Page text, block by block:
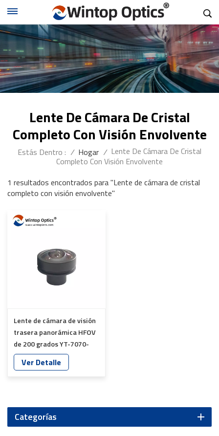
Lente De Cámara De Cristal
Completo Con Visión Envolvente
Estás Dentro : / Hogar / Lente De Cámara De Cristal
Completo Con Visión Envolvente
1 resultados encontrados para "Lente de cámara de cristal
completo con visión envolvente"
Lente de cámara de visión
trasera panorámica HFOV
de 200 grados YT-7070-
H1-A
Ver Detalle
Categorías